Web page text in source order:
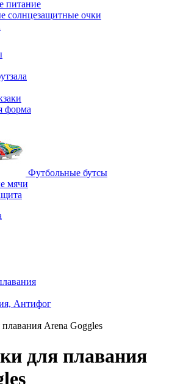
питание
солнцезащитные очки
форма
Футбольные бутсы
мячи
Антифог
Arena Goggles
для плавания